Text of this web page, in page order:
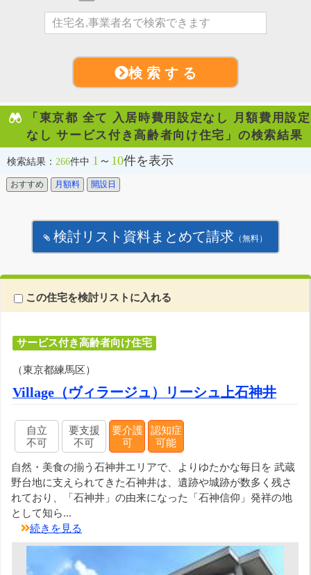
検 索 す る
「東京都 全て 入居時費用設定なし 月額費用設定
なし サービス付き高齢者向け住宅」の検索結果
検索結果： 266件中 1 ～ 10件を表示
おすすめ 月額料 開設日
検討リスト資料まとめて請求 （無料）
この住宅を検討リストに入れる
サービス付き高齢者向け住宅
（東京都練馬区）
Village（ヴィラージュ）リーシュ上石神井
自立
不可
要支援
不可
要介護
可
認知症
可能
自然・美食の揃う石神井エリアで、よりゆたかな毎日を 武蔵
野台地に支えられてきた石神井は、遺跡や城跡が数多く残さ
れており、「石神井」の由来になった「石神信仰」発祥の地
として知ら...
続きを見る